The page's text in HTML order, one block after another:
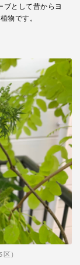
ブとして昔からヨ
物です。
）